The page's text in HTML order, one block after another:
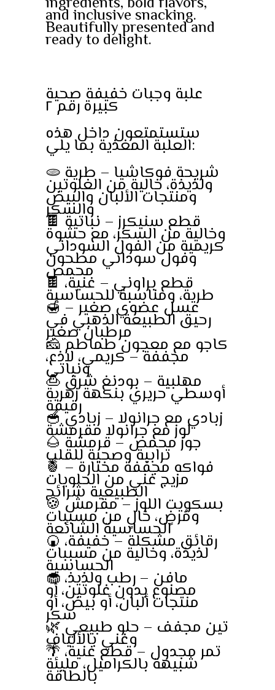
and inclusive snacking.
Beautifully presented and
ready to delight.
علبة وجبات خفيفة صحية
كبيرة رقم ٢
ستستمتعون داخل هذه
العلبة المغذية بما يلي:
🫓 شريحة فوكاشيا – طرية
ولذيذة، خالية من الغلوتين
ومنتجات الألبان والبيض
والسكر
🍫 قطع سنيكرز – نباتية
وخالية من السكر، مع حشوة
كريمية من الفول السوداني
وفول سوداني مطحون
محمص
🍫 قطع براوني – غنية،
طرية، ومناسبة للحساسية
🍯 عسل عضوي صغير –
رحيق الطبيعة الذهبي في
مرطبان صغير
🧀 كاجو مع معجون طماطم
مجففة – كريمي، لاذع،
ونباتي
🍮 مهلبية – بودنغ شرق
أوسطي حريري بنكهة زهرية
رقيقة
🥣 زبادي مع جرانولا – زبادي
لوز مع جرانولا مقرمشة
🌰 جوز محمص – قرمشة
ترابية وصحية للقلب
🍍 فواكه مجففة مختارة –
مزيج غني من الحلويات
الطبيعية شرائح
🍪 بسكويت اللوز – مقرمش
ومُرضٍ، خالٍ من مسببات
الحساسية الشائعة
🍘 رقائق مشكلة – خفيفة،
لذيذة، وخالية من مسببات
الحساسية
🧁 مافن – رطب ولذيذ،
مصنوع بدون غلوتين، أو
منتجات ألبان، أو بيض، أو
سكر
🌿 تين مجفف – حلو طبيعي
وغني بالألياف
🌴 تمر مجدول – قطع غنية،
شبيهة بالكراميل، مليئة
بالطاقة